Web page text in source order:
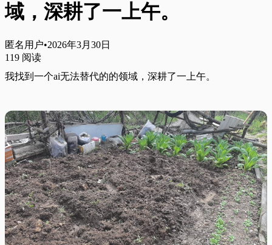
域，深耕了一上午。
匿名用户•2026年3月30日
119 阅读
我找到一个ai无法替代的的领域，深耕了一上午。